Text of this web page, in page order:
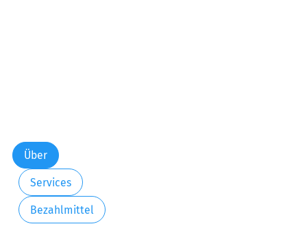
Über
Services
Bezahlmittel